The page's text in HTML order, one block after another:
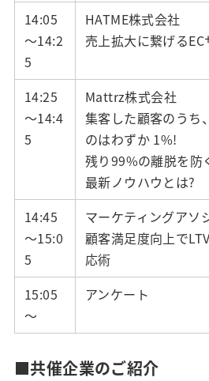
14:05
～14:2
5
HATME株式会社
売上拡大に繋げる
14:25
～14:4
5
Mattrz株式会社
集客した顧客のうち
のはわずか 1%!
残り99%の離脱を防
最新ノウハウとは?
14:45
～15:0
5
マーケティングアソ
顧客満足度向上で
応術
15:05
～
アンケート
■共催企業のご紹介